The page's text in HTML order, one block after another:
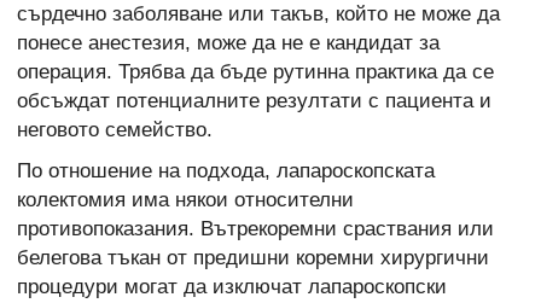
сърдечно заболяване или такъв, който не може да
понесе анестезия, може да не е кандидат за
операция. Трябва да бъде рутинна практика да се
обсъждат потенциалните резултати с пациента и
неговото семейство.
По отношение на подхода, лапароскопската
колектомия има някои относителни
противопоказания. Вътрекоремни сраствания или
белегова тъкан от предишни коремни хирургични
процедури могат да изключат лапароскопски